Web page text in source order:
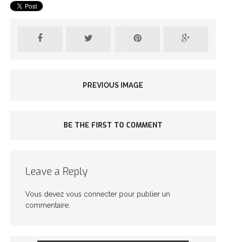
PREVIOUS IMAGE
BE THE FIRST TO COMMENT
Leave a Reply
Vous devez vous connecter pour publier un
commentaire.